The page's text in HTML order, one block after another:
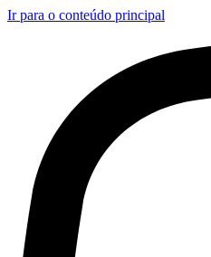
Ir para o conteúdo principal